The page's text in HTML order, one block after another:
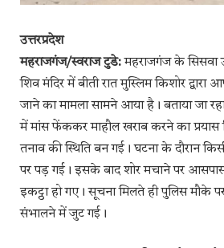
उत्तरप्रदेश
महराजगंज/स्वराज टुडे:महराजगंज के सिसवा
शिव मंदिर में बीती रात मुस्लिम किशोर
जाने का मामला सामने आया है। बताया जा
में मांस फेंककर माहौल खराब करने का प्रयास
तनाव की स्थिति बन गई। घटना के दौरान
पर पड़ गई। इसके बाद शोर मचाने पर
इकट्ठा हो गए। सूचना मिलते ही पुलिस मौके
संभालने में जुट गई।